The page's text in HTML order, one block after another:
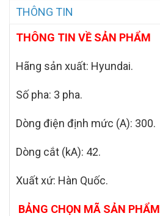
THÔNG TIN
THÔNG TIN VỀ SẢN PHẨM
Hãng sản xuất: Hyundai.
Số pha: 3 pha.
Dòng điện định mức (A): 300.
Dòng cắt (kA): 42.
Xuất xứ: Hàn Quốc.
BẢNG CHỌN MÃ SẢN PHẨM